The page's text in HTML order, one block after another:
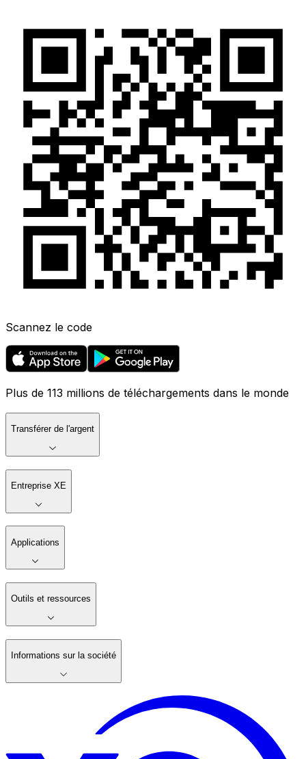
Scannez le code
Plus de 113 millions de téléchargements dans le monde
Transférer de l'argent
Entreprise XE
Applications
Outils et ressources
Informations sur la société